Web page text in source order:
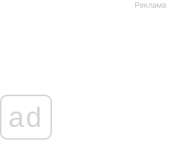
Реклама
ad